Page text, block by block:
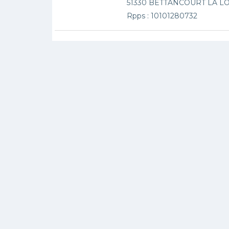
51330 BETTANCOURT LA
Rpps : 10101280732